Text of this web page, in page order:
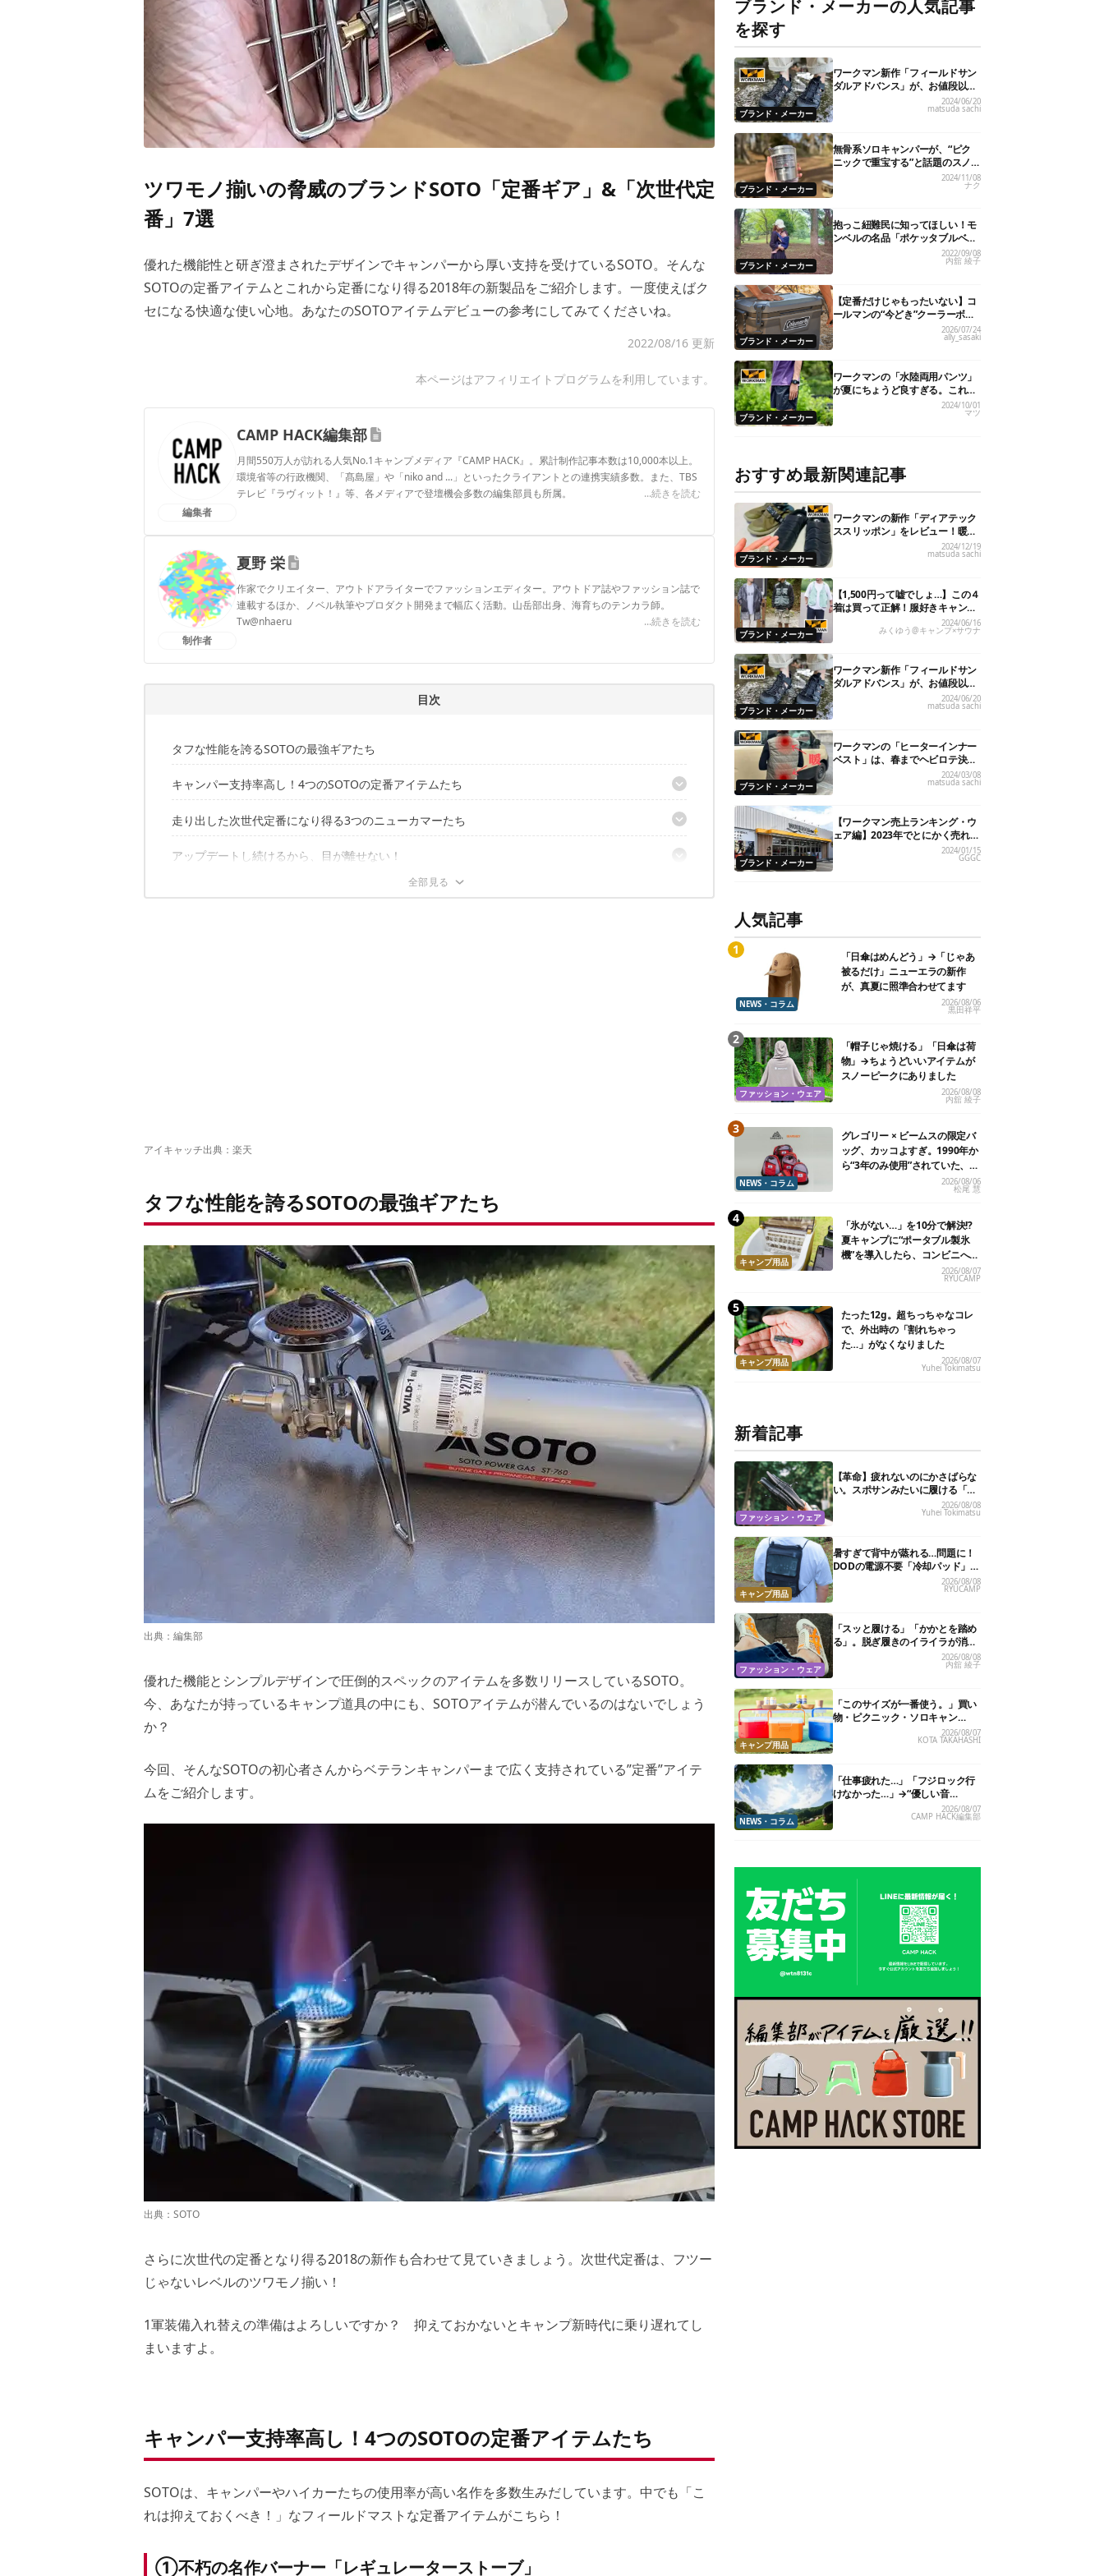
ツワモノ揃いの脅威のブランドSOTO「定番ギア」&「次世代定
番」7選
優れた機能性と研ぎ澄まされたデザインでキャンパーから厚い支持を受けているSOTO。そんな
SOTOの定番アイテムとこれから定番になり得る2018年の新製品をご紹介します。一度使えばク
セになる快適な使い心地。あなたのSOTOアイテムデビューの参考にしてみてくださいね。
2022/08/16 更新
本ページはアフィリエイトプログラムを利用しています。
編集者
CAMP HACK編集部
月間550万人が訪れる人気No.1キャンプメディア『CAMP HACK』。累計制作記事本数は10,000本以上。
環境省等の行政機関、「髙島屋」や「niko and ...」といったクライアントとの連携実績多数。また、TBS
テレビ『ラヴィット！』等、各メディアで登壇機会多数の編集部員も所属。
...続きを読む
制作者
夏野 栄
作家でクリエイター、アウトドアライターでファッションエディター。アウトドア誌やファッション誌で
連載するほか、ノベル執筆やプロダクト開発まで幅広く活動。山岳部出身、海育ちのテンカラ師。
Tw@nhaeru
...続きを読む
目次
タフな性能を誇るSOTOの最強ギアたち
キャンパー支持率高し！4つのSOTOの定番アイテムたち
①不朽の名作バーナー「レギュレーターストーブ」
②もはやキャンパー必携道具！？「スライドガストーチ」
③シーズニングは必要なし。概念を覆した「ステンレスダッチオーブン」
走り出した次世代定番になり得る3つのニューカマーたち
①ガソリンとガスが両方使用できる「ストームブレイカー」
③組み合わせ自由自在「サーモスタッククッカーコンボ」
アップデートし続けるから、目が離せない！
アイキャッチ出典： 楽天
タフな性能を誇るSOTOの最強ギアたち
出典：編集部
優れた機能とシンプルデザインで圧倒的スペックのアイテムを多数リリースしているSOTO。
今、あなたが持っているキャンプ道具の中にも、SOTOアイテムが潜んでいるのはないでしょう
か？
今回、そんなSOTOの初心者さんからベテランキャンパーまで広く支持されている”定番”アイテ
ムをご紹介します。
出典： SOTO
さらに次世代の定番となり得る2018の新作も合わせて見ていきましょう。次世代定番は、フツー
じゃないレベルのツワモノ揃い！
1軍装備入れ替えの準備はよろしいですか？ 抑えておかないとキャンプ新時代に乗り遅れてし
まいますよ。
キャンパー支持率高し！4つのSOTOの定番アイテムたち
SOTOは、キャンパーやハイカーたちの使用率が高い名作を多数生みだしています。中でも「こ
れは抑えておくべき！」なフィールドマストな定番アイテムがこちら！
①不朽の名作バーナー「レギュレーターストーブ」
ブランド・メーカーの人気記事
を探す
ブランド・メーカー
ワークマン新作「フィールドサン
ダルアドバンス」が、お値段以上
のハイクオリティ！
2024/06/20
matsuda sachi
ブランド・メーカー
無骨系ソロキャンパーが、“ピク
ニックで重宝する”と話題のスノ
ーピーク「サヨウ」を使ってみた
ら…
2024/11/08
ナク
ブランド・メーカー
抱っこ紐難民に知ってほしい！モ
ンベルの名品「ポケッタブルベビ
ーキャリア」が全パパママにおす
2022/09/08
内舘 綾子
ブランド・メーカー
【定番だけじゃもったいない】コ
ールマンの“今どき”クーラーボッ
クス7選！
2026/07/24
ally_sasaki
ブランド・メーカー
ワークマンの「水陸両用パンツ」
が夏にちょうど良すぎる。これで
1,900円ってどゆこと…
2024/10/01
マツ
おすすめ最新関連記事
ブランド・メーカー
ワークマンの新作「ディアテック
ススリッポン」をレビュー！暖か
2024/12/19
matsuda sachi
ブランド・メーカー
【1,500円って嘘でしょ…】この４
着は買って正解！服好きキャンパ
ーの「ワークマン」ガチ買い夏服
2024/06/16
みくゆう@キャンプ×サウナ
ブランド・メーカー
ワークマン新作「フィールドサン
ダルアドバンス」が、お値段以上
のハイクオリティ！
2024/06/20
matsuda sachi
ブランド・メーカー
ワークマンの「ヒーターインナー
ベスト」は、春までヘビロテ決定
です！
2024/03/08
matsuda sachi
ブランド・メーカー
【ワークマン売上ランキング・ウ
ェア編】2023年でとにかく売れた
人気製品TOP5
2024/01/15
GGGC
人気記事
NEWS・コラム
「日傘はめんどう」→「じゃあ
被るだけ」ニューエラの新作
が、真夏に照準合わせてます
2026/08/06
黒田祥平
ファッション・ウェア
「帽子じゃ焼ける」「日傘は荷
物」→ちょうどいいアイテムが
スノーピークにありました
2026/08/08
内舘 綾子
NEWS・コラム
グレゴリー × ビームスの限定バ
ッグ、カッコよすぎ。1990年か
ら“3年のみ使用”されていた、紫
2026/08/06
松尾 慧
キャンプ用品
「氷がない…」を10分で解決!?
夏キャンプに“ポータブル製氷
機”を導入したら、コンビニへ走
2026/08/07
RYUCAMP
キャンプ用品
たった12g。超ちっちゃなコレ
で、外出時の「割れちゃっ
た…」がなくなりました
2026/08/07
Yuhei Tokimatsu
新着記事
ファッション・ウェア
【革命】疲れないのにかさばらな
い。スポサンみたいに履ける「リ
カバリーサンダル」が大本命！
2026/08/08
Yuhei Tokimatsu
キャンプ用品
暑すぎて背中が蒸れる…問題に！
DODの電源不要「冷却パッド」を
試したら、夏の移動がラクになっ
た
2026/08/08
RYUCAMP
ファッション・ウェア
「スッと履ける」「かかとを踏め
る」。脱ぎ履きのイライラが消え
る快適“スニーカーサンダル”6選
2026/08/08
内舘 綾子
キャンプ用品
「このサイズが一番使う。」買い
物・ピクニック・ソロキャン
に“ちょうどいい”小型クーラーボ
ックス13選
2026/08/07
KOTA TAKAHASHI
NEWS・コラム
「仕事疲れた…」「フジロック行
けなかった…」→“優しい音
楽”と“大きな自然”で治癒。まだ間
に合います。
2026/08/07
CAMP HACK編集部